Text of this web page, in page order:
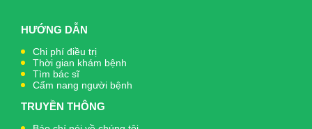
HƯỚNG DẪN
Chi phí điều trị
Thời gian khám bệnh
Tìm bác sĩ
Cẩm nang người bệnh
TRUYỀN THÔNG